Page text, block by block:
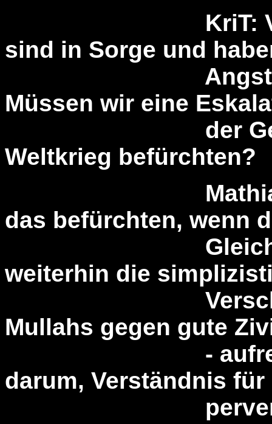
KriT: Viele
sind in Sorge und
Angst, das
Müssen wir eine
der Gewalt,
Weltkrieg befürchten?
Mathias
das befürchten, wenn
weiterhin die
Mullahs gegen gute
-
darum, Verständnis für
perversen